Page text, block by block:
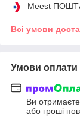
Meest
Всі умови
Умови оплати
Ви
або гроші